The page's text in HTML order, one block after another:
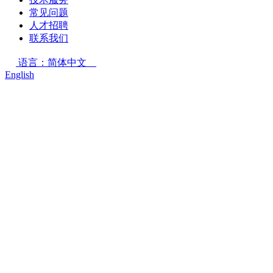
常见问题
人才招聘
联系我们
语言：简体中文
English